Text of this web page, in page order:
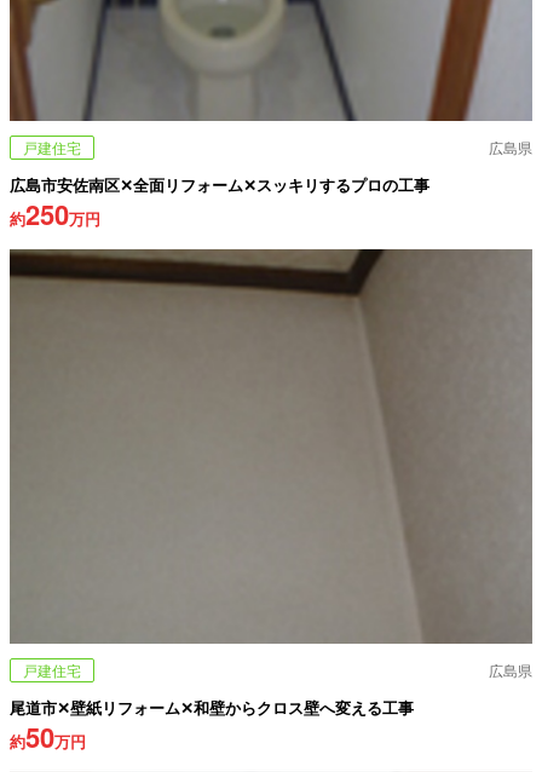
戸建住宅 広島県
広島市安佐南区✕全面リフォーム✕スッキリするプロの工事
約250万円
戸建住宅 広島県
尾道市✕壁紙リフォーム✕和壁からクロス壁へ変える工事
約50万円